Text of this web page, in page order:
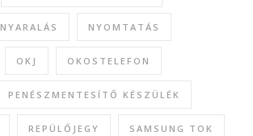
NYARALÁS NYOMTATÁS
OKJ OKOSTELEFON
PENÉSZMENTESÍTŐ KÉSZÜLÉK
REPÜLŐJEGY SAMSUNG TOK